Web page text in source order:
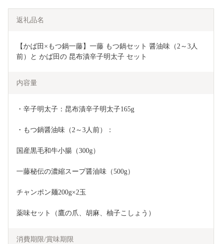
返礼品名
【かば田×もつ鍋一藤】一藤 もつ鍋セット 醤油味（2～3人
前）と かば田の 昆布漬辛子明太子 セット
内容量
・辛子明太子：昆布漬辛子明太子165g
・もつ鍋醤油味（2～3人前）：
国産黒毛和牛小腸（300g）
一藤秘伝の濃縮スープ醤油味（500g）
チャンポン麺200g×2玉
薬味セット（鷹の爪、胡麻、柚子こしょう）
消費期限/賞味期限